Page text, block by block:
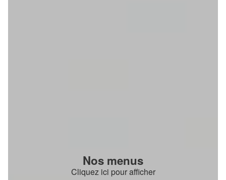
Nos menus
Cliquez ici pour afficher